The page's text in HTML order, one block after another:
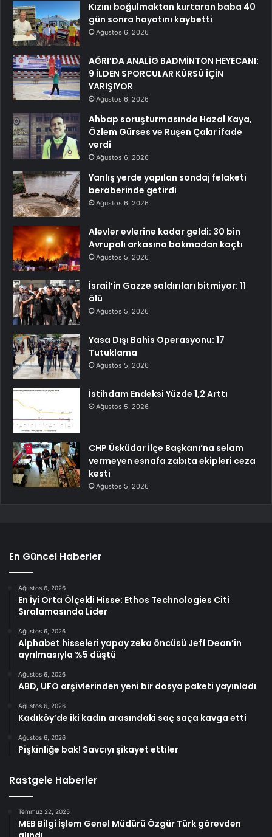
Kızını boğulmaktan kurtaran baba 40
gün sonra hayatını kaybetti
Ağustos 6, 2026
AĞRI’DA ANALİG BADMİNTON HEYECANI:
9 İLDEN SPORCULAR KÜRSÜ İÇİN
YARIŞIYOR
Ağustos 6, 2026
Ahbap soruşturmasında Hazal Kaya,
Özlem Gürses ve Ruşen Çakır ifade
verdi
Ağustos 6, 2026
Yanlış yerde yapılan sondaj felaketi
beraberinde getirdi
Ağustos 6, 2026
Alevler evlerine kadar geldi: 30 bin
Avrupalı arkasına bakmadan kaçtı
Ağustos 5, 2026
İsrail’in Gazze saldırıları bitmiyor: 11
ölü
Ağustos 5, 2026
Yasa Dışı Bahis Operasyonu: 17
Tutuklama
Ağustos 5, 2026
İstihdam Endeksi Yüzde 1,2 Arttı
Ağustos 5, 2026
CHP Üsküdar İlçe Başkanı’na selam
vermeyen esnafa zabıta ekipleri ceza
kesti
Ağustos 5, 2026
En Güncel Haberler
Ağustos 6, 2026
En İyi Orta Ölçekli Hisse: Ethos Technologies Citi
Sıralamasında Lider
Ağustos 6, 2026
Alphabet hisseleri yapay zeka öncüsü Jeff Dean’in
ayrılmasıyla %5 düştü
Ağustos 6, 2026
ABD, UFO arşivlerinden yeni bir dosya paketi yayınladı
Ağustos 6, 2026
Kadıköy’de iki kadın arasındaki saç saça kavga etti
Ağustos 6, 2026
Pişkinliğe bak! Savcıyı şikayet ettiler
Rastgele Haberler
Temmuz 22, 2025
MEB Bilgi İşlem Genel Müdürü Özgür Türk görevden